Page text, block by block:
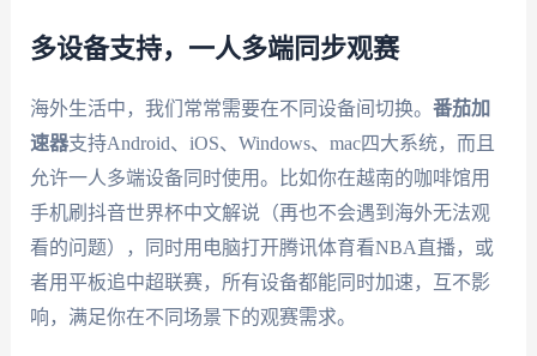
多设备支持，一人多端同步观赛
海外生活中，我们常常需要在不同设备间切换。 番茄加
速器支持Android、iOS、Windows、mac四大系统，而且
允许一人多端设备同时使用。比如你在越南的咖啡馆用
手机刷抖音世界杯中文解说（再也不会遇到海外无法观
看的问题），同时用电脑打开腾讯体育看NBA直播，或
者用平板追中超联赛，所有设备都能同时加速，互不影
响，满足你在不同场景下的观赛需求。